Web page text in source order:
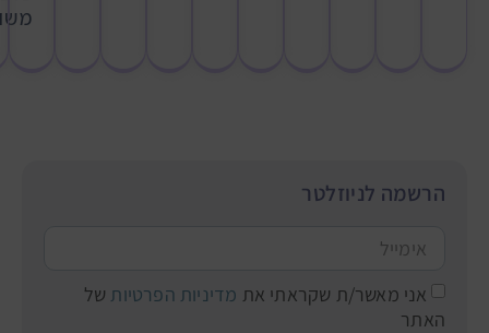
הרשמה לניוזלטר
אני מאשר/ת שקראתי את מדיניות הפרטיות של
האתר